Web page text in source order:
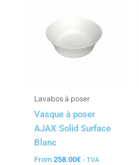
Lavabos à poser
Vasque à poser
AJAX Solid Surface
Blanc
From 258.00€ - TVA